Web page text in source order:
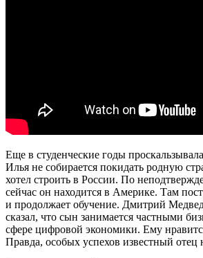
Еще в студенческие годы
Илья не собирается покидать родную
хотел строить в России. По
сейчас он находится в Америке. Там
и продолжает обучение. Дмитрий
сказал, что сын занимается частными
сфере цифровой экономики. Ему
Правда, особых успехов известный отец